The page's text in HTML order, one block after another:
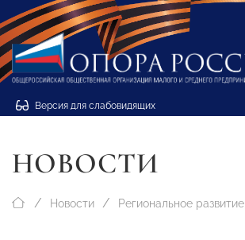
Версия для слабовидящих
НОВОСТИ
Новости Региональное развитие